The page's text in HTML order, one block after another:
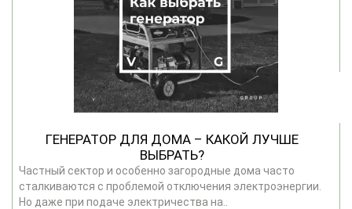
ГЕНЕРАТОР ДЛЯ ДОМА – КАКОЙ ЛУЧШЕ
ВЫБРАТЬ?
Частный сектор и особенно загородные дома часто
сталкиваются с проблемой отключения электроэнергии.
Но даже при подаче электричества на..